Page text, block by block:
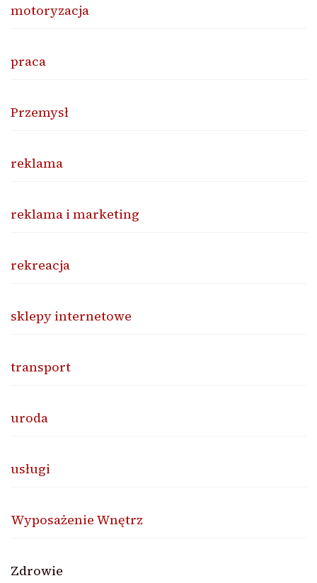
motoryzacja
praca
Przemysł
reklama
reklama i marketing
rekreacja
sklepy internetowe
transport
uroda
usługi
Wyposażenie Wnętrz
Zdrowie